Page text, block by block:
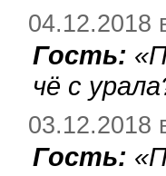
04.12.2018
Гость: «
чё с
03.12.2018
Гость: «